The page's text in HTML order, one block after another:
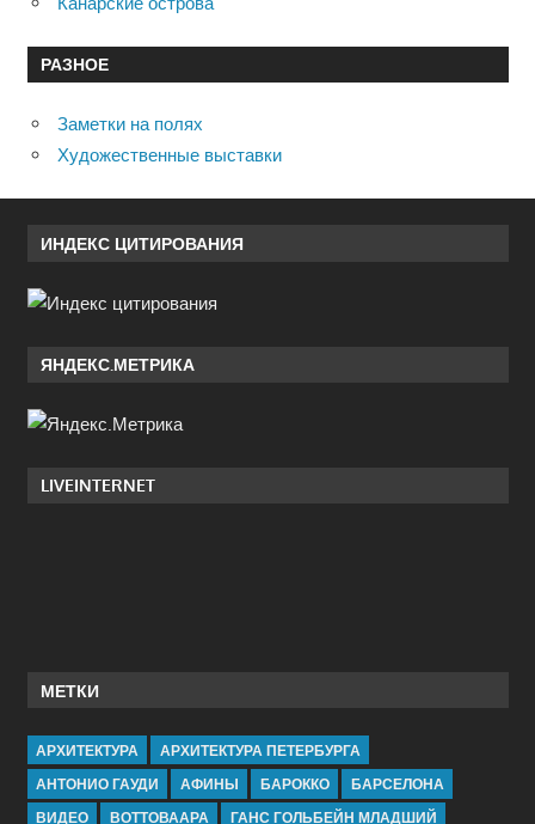
РАЗНОЕ
Заметки на полях
Художественные выставки
ИНДЕКС ЦИТИРОВАНИЯ
ЯНДЕКС.МЕТРИКА
LIVEINTERNET
МЕТКИ
АРХИТЕКТУРА
АРХИТЕКТУРА ПЕТЕРБУРГА
АНТОНИО ГАУДИ
АФИНЫ БАРОККО
БАРСЕЛОНА
ВИДЕО
ВОТТОВААРА ГАНС ГОЛЬБЕЙН МЛАДШИЙ